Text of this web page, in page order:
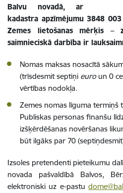
Balvu novadā, ar
kadastra apzīmējumu 3848
Zemes lietošanas mērķis –
saimnieciskā darbība ir
Nomas maksas nosacītā
(trīsdesmit septiņi euroun 0
vērtības nodokļa.
Zemes nomas līguma termiņš
Publiskas personas finanšu
izšķērdēšanas novēršanas
būt ilgāks par 70
Izsoles pretendenti pieteikumu
novada pašvaldībā Balvos,
elektroniski uz e-pastu